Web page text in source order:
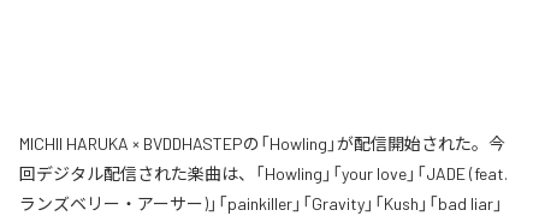
MICHII HARUKA × BVDDHASTEPの「Howling」が配信開始された。今
回デジタル配信された楽曲は、「Howling」「your love」「JADE (feat.
ランズベリー・アーサー)」「painkiller」「Gravity」「Kush」「bad liar」